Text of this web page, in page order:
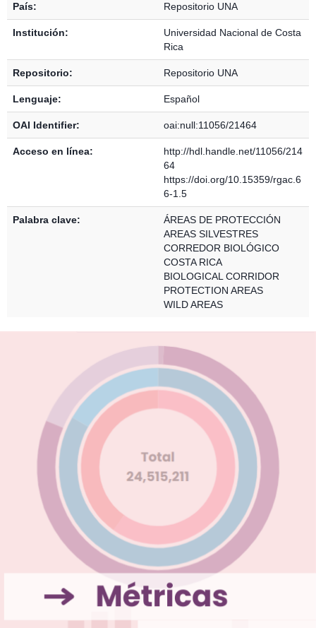
País: Repositorio UNA
Institución:
Universidad Nacional de Costa
Rica
Repositorio: Repositorio UNA
Lenguaje: Español
OAI Identifier: oai:null:11056/21464
Acceso en línea:
http://hdl.handle.net/11056/214
64
https://doi.org/10.15359/rgac.6
6-1.5
Palabra clave:
ÁREAS DE PROTECCIÓN
AREAS SILVESTRES
CORREDOR BIOLÓGICO
COSTA RICA
BIOLOGICAL CORRIDOR
PROTECTION AREAS
WILD AREAS